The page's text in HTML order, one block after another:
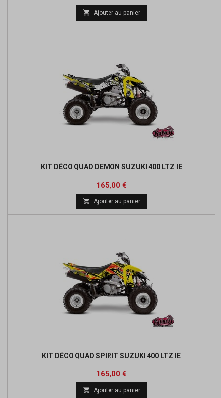
 Ajouter au panier
KIT DÉCO QUAD DEMON SUZUKI 400 LTZ IE
Prix
165,00 €
 Ajouter au panier
KIT DÉCO QUAD SPIRIT SUZUKI 400 LTZ IE
Prix
165,00 €
 Ajouter au panier